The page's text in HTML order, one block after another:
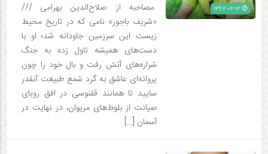
مصاحبه از: صلاح‌الدین بهرامی ///
«شریف باجور» نامی که در تاریخ محیط
زیست این سرزمین جاودانه شد؛ او با
دست‌های همیشه تاول زده به جنگ
شراره‌های آتش رفت و بال خود را چون
پروانه‌ای عاشق به گرد شمع طبیعت آنقدر
سایید تا همانند ققنوسی در افق رویای
صیانت از بلوط‌های مریوان، در نهایت در
آسمان […]